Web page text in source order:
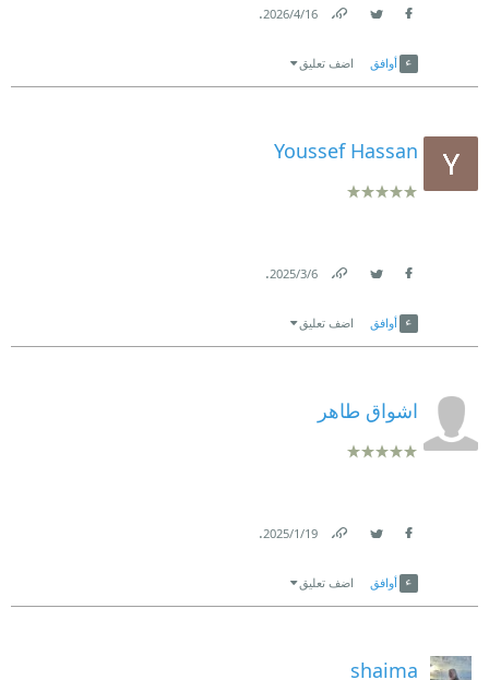
16‏/4‏/2026
.
أوافق اضف تعليق
Youssef Hassan
6‏/3‏/2025
.
أوافق اضف تعليق
اشواق طاهر
19‏/1‏/2025
.
أوافق اضف تعليق
shaima